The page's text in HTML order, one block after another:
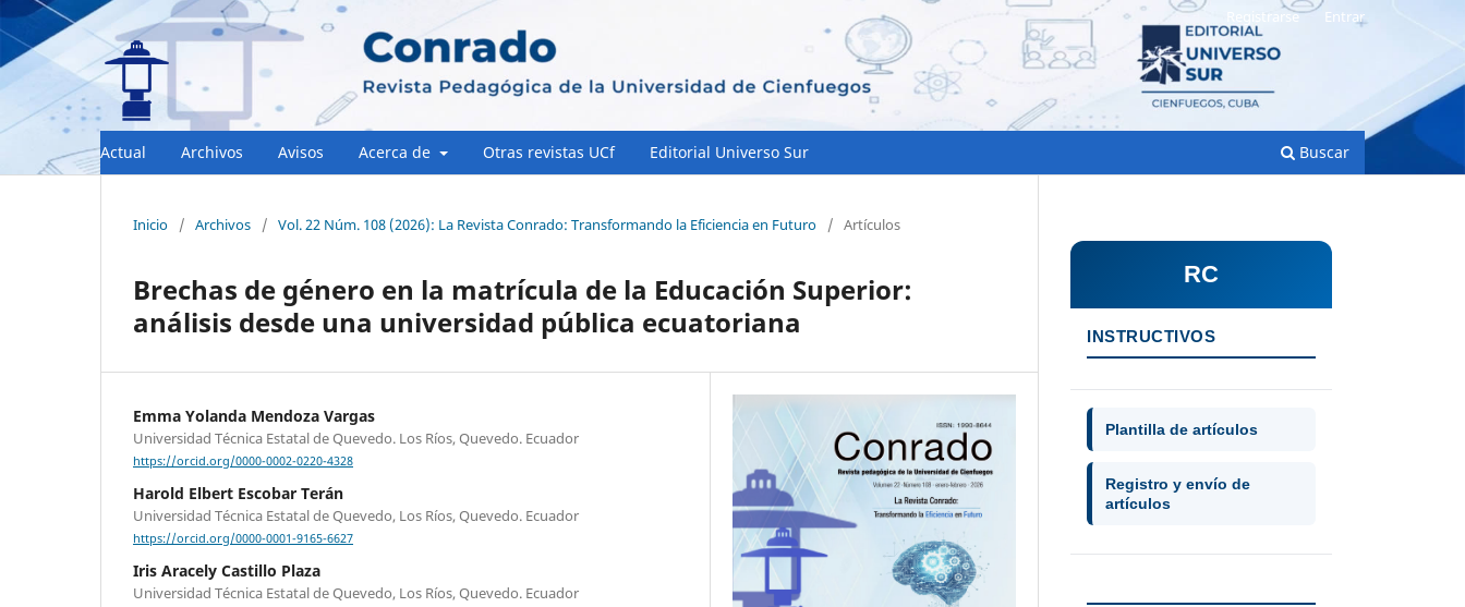
Actual Archivos Avisos Acerca de Otras revistas UCf Editorial Universo Sur Buscar
Registrarse Entrar
Inicio / Archivos / Vol. 22 Núm. 108 (2026): La Revista Conrado: Transformando la Eficiencia en Futuro / Artículos
Brechas de género en la matrícula de la Educación Superior:
análisis desde una universidad pública ecuatoriana
Emma Yolanda Mendoza Vargas
Universidad Técnica Estatal de Quevedo. Los Ríos, Quevedo. Ecuador
https://orcid.org/0000-0002-0220-4328
Harold Elbert Escobar Terán
Universidad Técnica Estatal de Quevedo, Los Ríos, Quevedo. Ecuador
https://orcid.org/0000-0001-9165-6627
Iris Aracely Castillo Plaza
Universidad Técnica Estatal de Quevedo, Los Ríos, Quevedo. Ecuador
RC
INSTRUCTIVOS
Plantilla de artículos
Registro y envío de
artículos